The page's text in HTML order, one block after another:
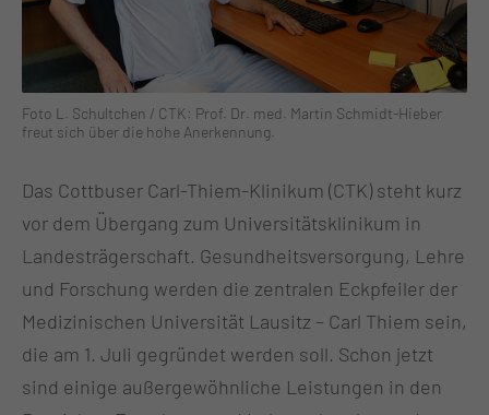
Foto L. Schultchen / CTK: Prof. Dr. med. Martin Schmidt-Hieber
freut sich über die hohe Anerkennung.
Das Cottbuser Carl-Thiem-Klinikum (CTK) steht kurz
vor dem Übergang zum Universitätsklinikum in
Landesträgerschaft. Gesundheitsversorgung, Lehre
und Forschung werden die zentralen Eckpfeiler der
Medizinischen Universität Lausitz – Carl Thiem sein,
die am 1. Juli gegründet werden soll. Schon jetzt
sind einige außergewöhnliche Leistungen in den